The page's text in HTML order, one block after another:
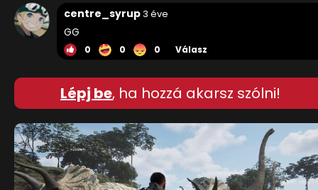
centre_syrup3 éve
GG
0 0 0 Válasz
Lépj be, ha hozzá akarsz szólni!